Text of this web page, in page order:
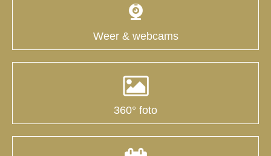
Weer & webcams
360° foto